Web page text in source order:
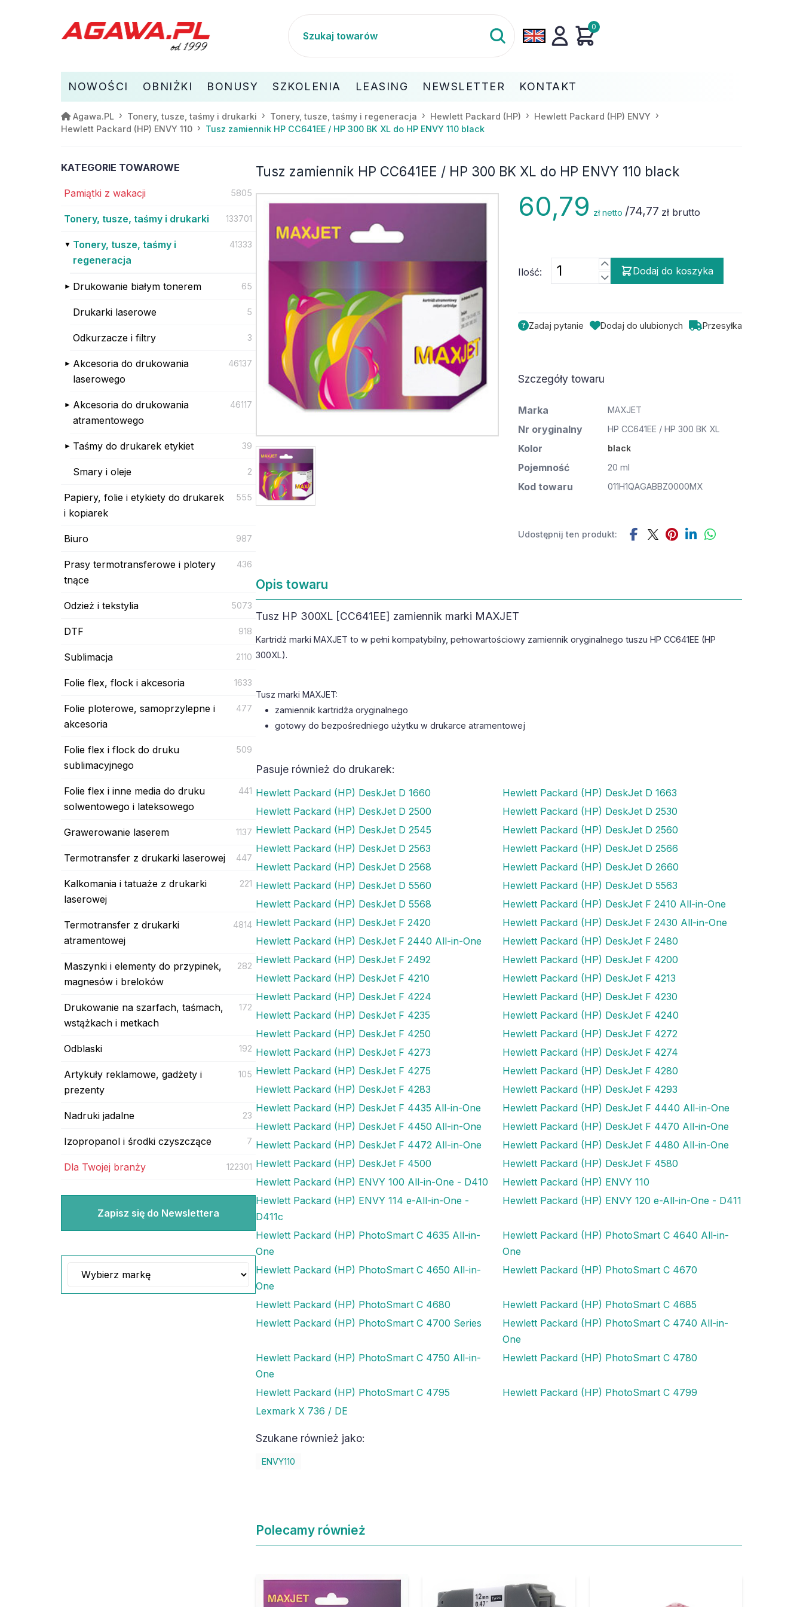
0
NOWOŚCI OBNIŻKI BONUSY SZKOLENIA LEASING NEWSLETTER KONTAKT
Agawa.PL Tonery, tusze, taśmy i drukarki Tonery, tusze, taśmy i regeneracja Hewlett Packard (HP)
Hewlett Packard (HP) ENVY
Hewlett Packard (HP) ENVY 110
Tusz zamiennik HP CC641EE / HP 300 BK XL do HP ENVY 110 black
KATEGORIE TOWAROWE
Pamiątki z wakacji 5805
Tonery, tusze, taśmy i drukarki 133701
Tonery, tusze, taśmy i
regeneracja
41333
Drukowanie białym tonerem 65
Drukarki laserowe 5
Odkurzacze i filtry 3
Akcesoria do drukowania
laserowego
46137
Akcesoria do drukowania
atramentowego
46117
Taśmy do drukarek etykiet 39
Smary i oleje 2
Papiery, folie i etykiety do drukarek
i kopiarek
555
Biuro 987
Prasy termotransferowe i plotery
tnące
436
Odzież i tekstylia 5073
DTF 918
Sublimacja 2110
Folie flex, flock i akcesoria 1633
Folie ploterowe, samoprzylepne i
akcesoria
477
Folie flex i flock do druku
sublimacyjnego
509
Folie flex i inne media do druku
solwentowego i lateksowego
441
Grawerowanie laserem 1137
Termotransfer z drukarki laserowej 447
Kalkomania i tatuaże z drukarki
laserowej
221
Termotransfer z drukarki
atramentowej
4814
Maszynki i elementy do przypinek,
magnesów i breloków
282
Drukowanie na szarfach, taśmach,
wstążkach i metkach
172
Odblaski 192
Artykuły reklamowe, gadżety i
prezenty
105
Nadruki jadalne 23
Izopropanol i środki czyszczące 7
Dla Twojej branży 122301
Zapisz się do Newslettera
Tusz zamiennik HP CC641EE / HP 300 BK XL do HP ENVY 110 black
60,79 zł netto /74,77 zł brutto
Ilość: Dodaj do koszyka
Zadaj pytanie Dodaj do ulubionych Przesyłka
Szczegóły towaru
Marka MAXJET
Nr oryginalny HP CC641EE / HP 300 BK XL
Kolor black
Pojemność 20 ml
Kod towaru 011H1QAGABBZ0000MX
Udostępnij ten produkt:
Opis towaru
Tusz HP 300XL [CC641EE] zamiennik marki MAXJET
Kartridż marki MAXJET to w pełni kompatybilny, pełnowartościowy zamiennik oryginalnego tuszu HP CC641EE (HP
300XL).
Tusz marki MAXJET:
zamiennik kartridża oryginalnego
gotowy do bezpośredniego użytku w drukarce atramentowej
Pasuje również do drukarek:
Hewlett Packard (HP) DeskJet D 1660
Hewlett Packard (HP) DeskJet D 1663
Hewlett Packard (HP) DeskJet D 2500
Hewlett Packard (HP) DeskJet D 2530
Hewlett Packard (HP) DeskJet D 2545
Hewlett Packard (HP) DeskJet D 2560
Hewlett Packard (HP) DeskJet D 2563
Hewlett Packard (HP) DeskJet D 2566
Hewlett Packard (HP) DeskJet D 2568
Hewlett Packard (HP) DeskJet D 2660
Hewlett Packard (HP) DeskJet D 5560
Hewlett Packard (HP) DeskJet D 5563
Hewlett Packard (HP) DeskJet D 5568
Hewlett Packard (HP) DeskJet F 2410 All-in-One
Hewlett Packard (HP) DeskJet F 2420
Hewlett Packard (HP) DeskJet F 2430 All-in-One
Hewlett Packard (HP) DeskJet F 2440 All-in-One
Hewlett Packard (HP) DeskJet F 2480
Hewlett Packard (HP) DeskJet F 2492
Hewlett Packard (HP) DeskJet F 4200
Hewlett Packard (HP) DeskJet F 4210
Hewlett Packard (HP) DeskJet F 4213
Hewlett Packard (HP) DeskJet F 4224
Hewlett Packard (HP) DeskJet F 4230
Hewlett Packard (HP) DeskJet F 4235
Hewlett Packard (HP) DeskJet F 4240
Hewlett Packard (HP) DeskJet F 4250
Hewlett Packard (HP) DeskJet F 4272
Hewlett Packard (HP) DeskJet F 4273
Hewlett Packard (HP) DeskJet F 4274
Hewlett Packard (HP) DeskJet F 4275
Hewlett Packard (HP) DeskJet F 4280
Hewlett Packard (HP) DeskJet F 4283
Hewlett Packard (HP) DeskJet F 4293
Hewlett Packard (HP) DeskJet F 4435 All-in-One
Hewlett Packard (HP) DeskJet F 4440 All-in-One
Hewlett Packard (HP) DeskJet F 4450 All-in-One
Hewlett Packard (HP) DeskJet F 4470 All-in-One
Hewlett Packard (HP) DeskJet F 4472 All-in-One
Hewlett Packard (HP) DeskJet F 4480 All-in-One
Hewlett Packard (HP) DeskJet F 4500
Hewlett Packard (HP) DeskJet F 4580
Hewlett Packard (HP) ENVY 100 All-in-One - D410
Hewlett Packard (HP) ENVY 110
Hewlett Packard (HP) ENVY 114 e-All-in-One -
D411c
Hewlett Packard (HP) ENVY 120 e-All-in-One - D411
Hewlett Packard (HP) PhotoSmart C 4635 All-in-
One
Hewlett Packard (HP) PhotoSmart C 4640 All-in-
One
Hewlett Packard (HP) PhotoSmart C 4650 All-in-
One
Hewlett Packard (HP) PhotoSmart C 4670
Hewlett Packard (HP) PhotoSmart C 4680
Hewlett Packard (HP) PhotoSmart C 4685
Hewlett Packard (HP) PhotoSmart C 4700 Series
Hewlett Packard (HP) PhotoSmart C 4740 All-in-
One
Hewlett Packard (HP) PhotoSmart C 4750 All-in-
One
Hewlett Packard (HP) PhotoSmart C 4780
Hewlett Packard (HP) PhotoSmart C 4795
Hewlett Packard (HP) PhotoSmart C 4799
Lexmark X 736 / DE
Szukane również jako:
ENVY110
Polecamy również